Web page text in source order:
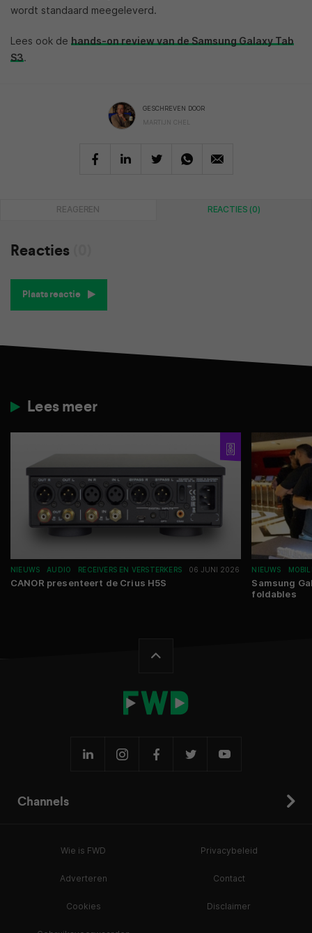
wordt standaard meegeleverd.
Lees ook de hands-on review van de Samsung Galaxy Tab
S3.
GESCHREVEN DOOR
MARTIJN CHEL
REAGEREN REACTIES (0)
Reacties
Plaats reactie
Lees meer
NIEUWS AUDIO RECEIVERS EN VERSTERKERS 06 JUNI 2026
CANOR presenteert de Crius H5S
NIEUWS
Samsung
foldables
Channels
Wie is FWD Privacybeleid
Adverteren Contact
Cookies Disclaimer